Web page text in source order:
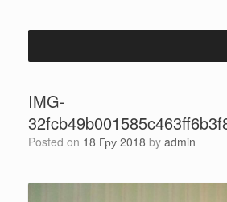
IMG-
Posted on 18 Гру 2018 by admin